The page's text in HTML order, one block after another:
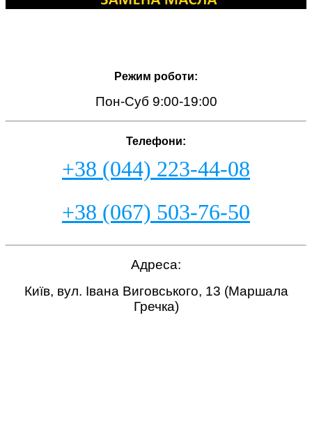
Режим роботи:
Пон-Суб 9:00-19:00
Телефони:
+38 (044) 223-44-08
+38 (067) 503-76-50
Адреса:
Київ, вул. Івана Виговського, 13 (Маршала
Гречка)